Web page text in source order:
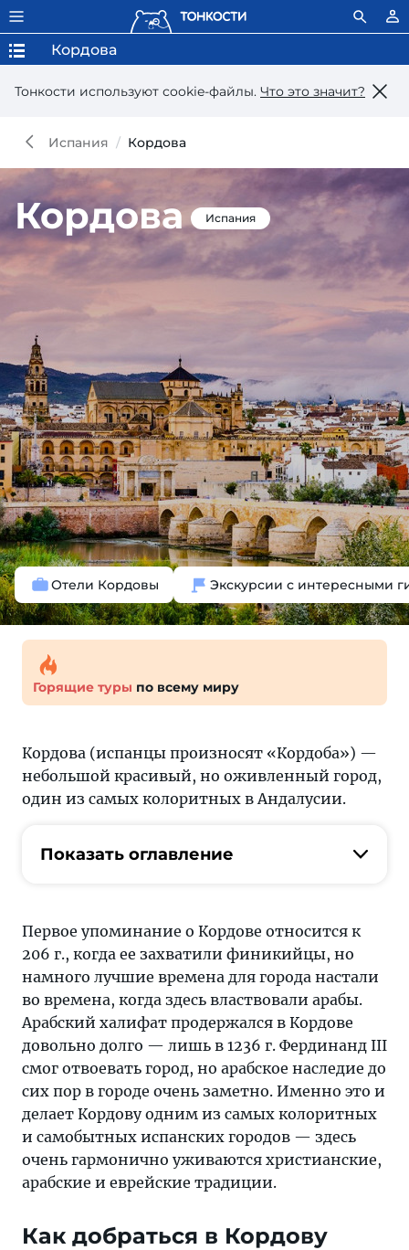
Тонкости используют сookie-файлы. Что это значит?
Кордова
Испания Кордова
Кордова Испания
Отели Кордовы Экскурсии с интересными
Горящие туры по всему миру
Кордова (испанцы произносят «Кордоба») —
небольшой красивый, но оживленный город,
один из самых колоритных в Андалусии.
Показать оглавление
Первое упоминание о Кордове относится к
206 г., когда ее захватили финикийцы, но
намного лучшие времена для города настали
во времена, когда здесь властвовали арабы.
Арабский халифат продержался в Кордове
довольно долго — лишь в 1236 г. Фердинанд III
смог отвоевать город, но арабское наследие до
сих пор в городе очень заметно. Именно это и
делает Кордову одним из самых колоритных
и самобытных испанских городов — здесь
очень гармонично уживаются христианские,
арабские и еврейские традиции.
Как добраться в Кордову